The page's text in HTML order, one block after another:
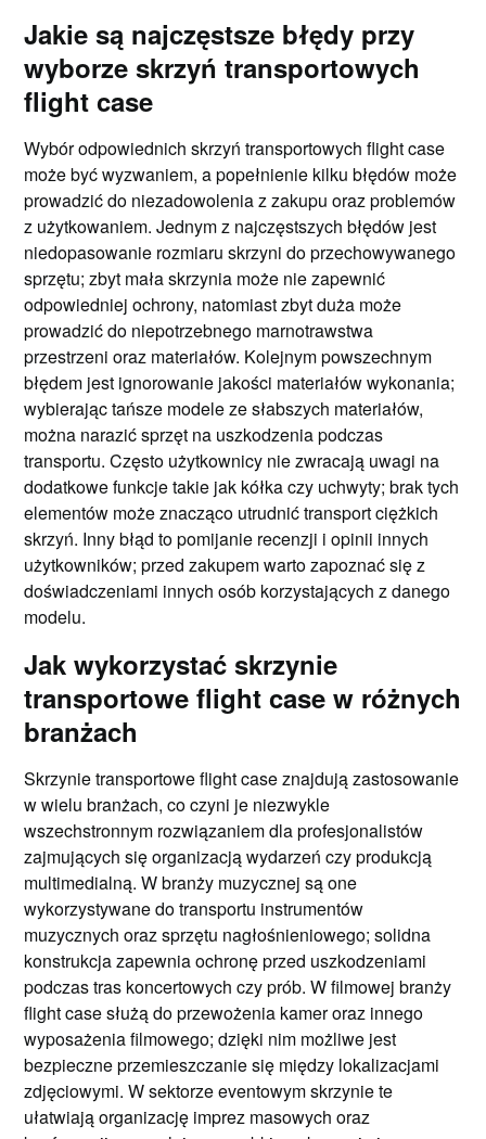
Jakie są najczęstsze błędy przy
wyborze skrzyń transportowych
flight case
Wybór odpowiednich skrzyń transportowych flight case
może być wyzwaniem, a popełnienie kilku błędów może
prowadzić do niezadowolenia z zakupu oraz problemów
z użytkowaniem. Jednym z najczęstszych błędów jest
niedopasowanie rozmiaru skrzyni do przechowywanego
sprzętu; zbyt mała skrzynia może nie zapewnić
odpowiedniej ochrony, natomiast zbyt duża może
prowadzić do niepotrzebnego marnotrawstwa
przestrzeni oraz materiałów. Kolejnym powszechnym
błędem jest ignorowanie jakości materiałów wykonania;
wybierając tańsze modele ze słabszych materiałów,
można narazić sprzęt na uszkodzenia podczas
transportu. Często użytkownicy nie zwracają uwagi na
dodatkowe funkcje takie jak kółka czy uchwyty; brak tych
elementów może znacząco utrudnić transport ciężkich
skrzyń. Inny błąd to pomijanie recenzji i opinii innych
użytkowników; przed zakupem warto zapoznać się z
doświadczeniami innych osób korzystających z danego
modelu.
Jak wykorzystać skrzynie
transportowe flight case w różnych
branżach
Skrzynie transportowe flight case znajdują zastosowanie
w wielu branżach, co czyni je niezwykle
wszechstronnym rozwiązaniem dla profesjonalistów
zajmujących się organizacją wydarzeń czy produkcją
multimedialną. W branży muzycznej są one
wykorzystywane do transportu instrumentów
muzycznych oraz sprzętu nagłośnieniowego; solidna
konstrukcja zapewnia ochronę przed uszkodzeniami
podczas tras koncertowych czy prób. W filmowej branży
flight case służą do przewożenia kamer oraz innego
wyposażenia filmowego; dzięki nim możliwe jest
bezpieczne przemieszczanie się między lokalizacjami
zdjęciowymi. W sektorze eventowym skrzynie te
ułatwiają organizację imprez masowych oraz